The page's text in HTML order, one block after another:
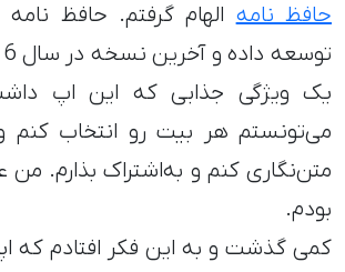
حافظ نامهالهام گرفتم. حافظ
یک ویژگی جذابی که این اپ
می‌تونستم هر بیت رو انتخاب
متن‌نگاری کنم و به‌اشتراک بذارم.
بودم.
کمی گذشت و به این فکر افتادم که